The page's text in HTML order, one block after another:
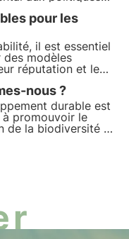
de la durabilité
se référant aux
consommateurs
pour les
il est essentiel
modèles
réputation et leur
L'objectif
tout en ayant un
et les
nous ?
durable est
promouvoir le
de la biodiversité et
examinons les